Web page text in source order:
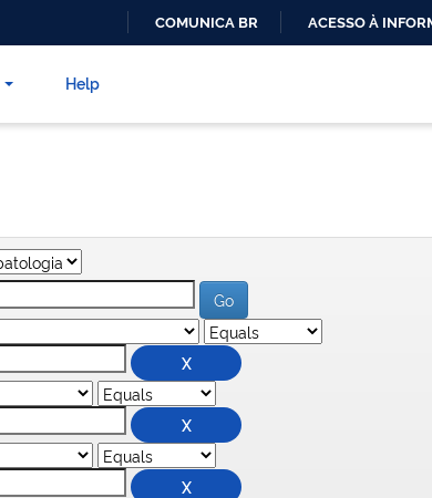
CONTEÚDO
COMUNICA BR ACESSO À
Help